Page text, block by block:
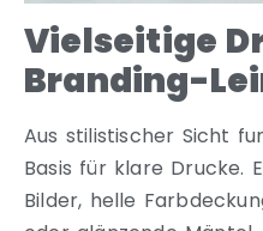
Vielseitige
Branding-
Aus stilistischer Sicht
Basis für klare Drucke.
Bilder, helle